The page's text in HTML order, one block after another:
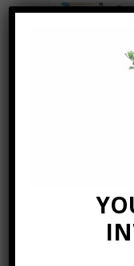
NEWS IN